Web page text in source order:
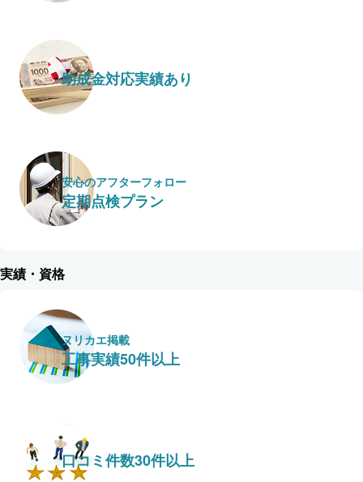
助成金対応実績あり
安心のアフターフォロー
定期点検プラン
実績・資格
ヌリカエ掲載
工事実績50件以上
口コミ件数30件以上